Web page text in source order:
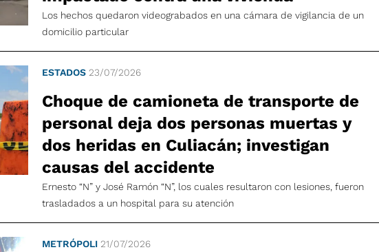
Los hechos quedaron videograbados en una cámara de vigilancia de un
domicilio particular
ESTADOS 23/07/2026
Choque de camioneta de transporte de
personal deja dos personas muertas y
dos heridas en Culiacán; investigan
causas del accidente
Ernesto “N” y José Ramón “N”, los cuales resultaron con lesiones, fueron
trasladados a un hospital para su atención
METRÓPOLI 21/07/2026